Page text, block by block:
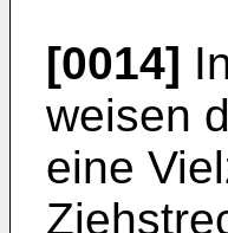
[0014]
weisen
eine